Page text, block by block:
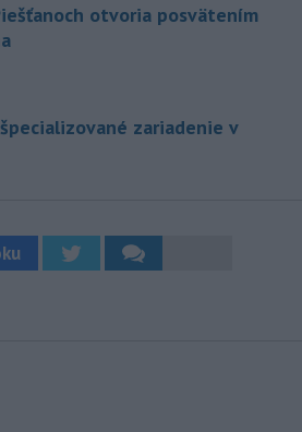
otvoria posvätením
zariadenie v